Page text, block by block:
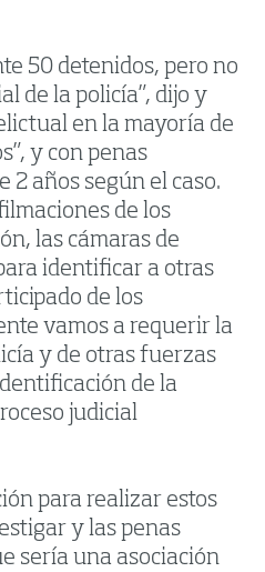
50 detenidos, pero no
de la policía”, dijo y
en la mayoría de
y con penas
2 años según el caso.
de los
las cámaras de
identificar a otras
de los
vamos a requerir la
y de otras fuerzas
de la
judicial
para realizar estos
y las penas
sería una asociación